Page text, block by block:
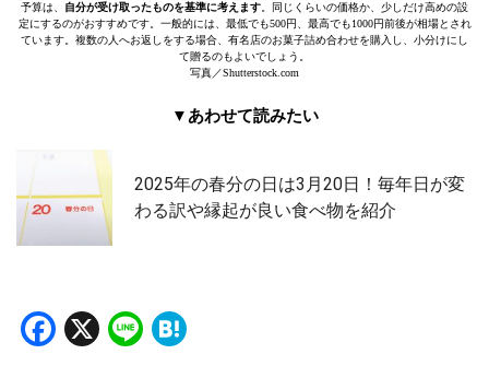
予算は、 自分が受け取ったものを基準に考えます。同じくらいの価格か、少しだけ高めの設
定にするのがおすすめです。一般的には、最低でも500円、最高でも1000円前後が相場とされ
ています。複数の人へお返しをする場合、有名店のお菓子詰め合わせを購入し、小分けにし
て贈るのもよいでしょう。
写真／Shutterstock.com
▼あわせて読みたい
2025年の春分の日は3月20日！毎年日が変
わる訳や縁起が良い食べ物を紹介
Facebook
X Line